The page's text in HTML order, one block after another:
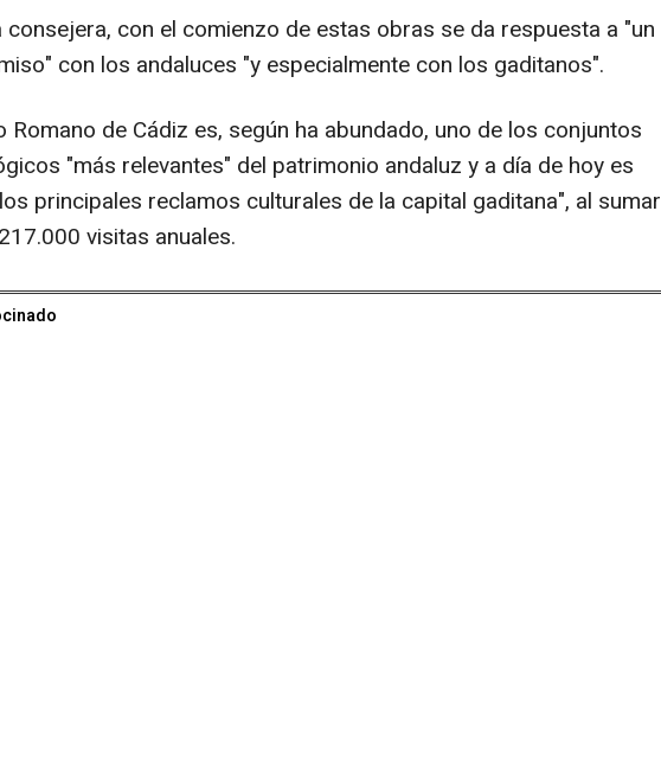
consejera, con el comienzo de estas obras se da respuesta a "un
con los andaluces "y especialmente con los gaditanos".
Romano de Cádiz es, según ha abundado, uno de los conjuntos
"más relevantes" del patrimonio andaluz y a día de hoy es
principales reclamos culturales de la capital gaditana", al sumar
visitas anuales.